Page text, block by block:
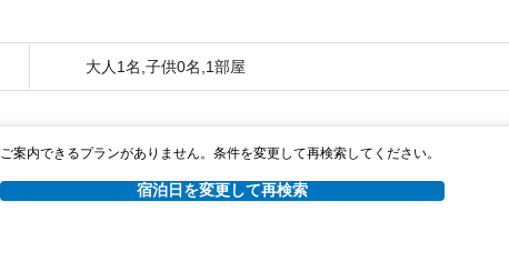
大人1名,子供0名,1部屋
ご案内できるプランがありません。条件を変更して再検索してください。
宿泊日を変更して再検索